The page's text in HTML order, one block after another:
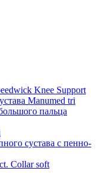
Knee Support
Manumed tri
пальца
сустава с пенно-
Collar soft